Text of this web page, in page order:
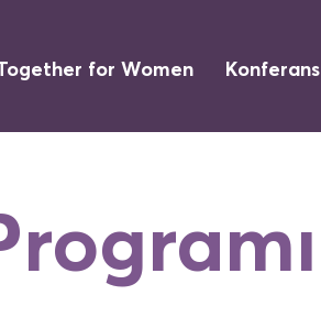
for Women Konferans